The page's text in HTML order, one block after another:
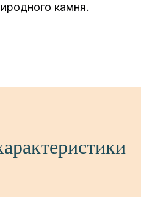
камня.